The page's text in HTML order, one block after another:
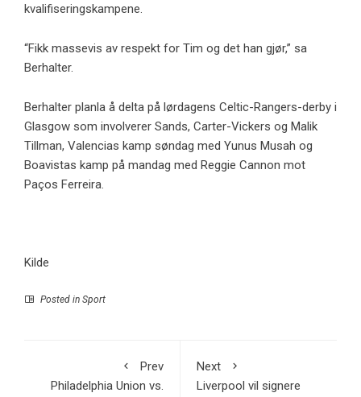
kvalifiseringskampene.
“Fikk massevis av respekt for Tim og det han gjør,” sa
Berhalter.
Berhalter planla å delta på lørdagens Celtic-Rangers-derby i
Glasgow som involverer Sands, Carter-Vickers og Malik
Tillman, Valencias kamp søndag med Yunus Musah og
Boavistas kamp på mandag med Reggie Cannon mot
Paços Ferreira.
Kilde
Posted in Sport
Prev
Philadelphia Union vs.
Next
Liverpool vil signere